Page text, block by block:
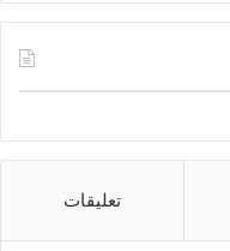
تعليقات